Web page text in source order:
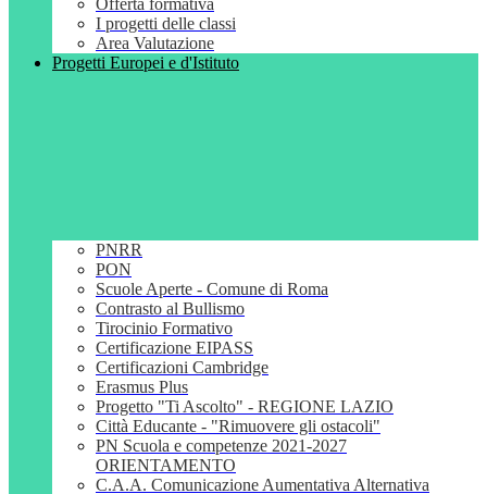
Offerta formativa
I progetti delle classi
Area Valutazione
Progetti Europei e d'Istituto
PNRR
PON
Scuole Aperte - Comune di Roma
Contrasto al Bullismo
Tirocinio Formativo
Certificazione EIPASS
Certificazioni Cambridge
Erasmus Plus
Progetto "Ti Ascolto" - REGIONE LAZIO
Città Educante - "Rimuovere gli ostacoli"
PN Scuola e competenze 2021-2027
ORIENTAMENTO
C.A.A. Comunicazione Aumentativa Alternativa